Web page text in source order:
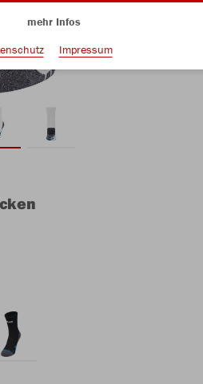
mehr Infos
Impressum